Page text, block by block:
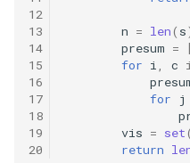
25. 合并两个排序的链表
26. 树的子结构
27. 二叉树的镜像
28. 对称的二叉树
21. 删除链表的倒数第 n 个结
22. 链表中环的入口节点
23. 两个链表的第一个重合节
4.1. 节点间通路
4.2. 最小高度树
4.3. 特定深度节点链表
12
13
14
15
16
17
18
19
20
n = len( s
presum =
for i, c
for
j
vis = set(
return